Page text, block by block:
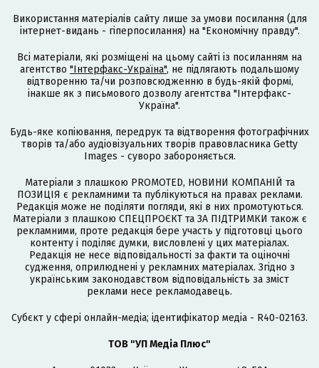
Використання матеріалів сайту лише за умови посилання (для
інтернет-видань - гіперпосилання) на "Економічну правду".
Всі матеріали, які розміщені на цьому сайті із посиланням на
агентство "Інтерфакс-Україна", не підлягають подальшому
відтворенню та/чи розповсюдженню в будь-якій формі,
інакше як з письмового дозволу агентства "Інтерфакс-
Україна".
Будь-яке копіювання, передрук та відтворення фотографічних
творів та/або аудіовізуальних творів правовласника Getty
Images - суворо забороняється.
Матеріали з плашкою PROMOTED, НОВИНИ КОМПАНІЙ та
ПОЗИЦІЯ є рекламними та публікуються на правах реклами.
Редакція може не поділяти погляди, які в них промотуються.
Матеріали з плашкою СПЕЦПРОЄКТ та ЗА ПІДТРИМКИ також є
рекламними, проте редакція бере участь у підготовці цього
контенту і поділяє думки, висловлені у цих матеріалах.
Редакція не несе відповідальності за факти та оціночні
судження, оприлюднені у рекламних матеріалах. Згідно з
українським законодавством відповідальність за зміст
реклами несе рекламодавець.
Cубєкт у сфері онлайн-медіа; ідентифікатор медіа - R40-02163.
ТОВ "УП Медіа Плюс"